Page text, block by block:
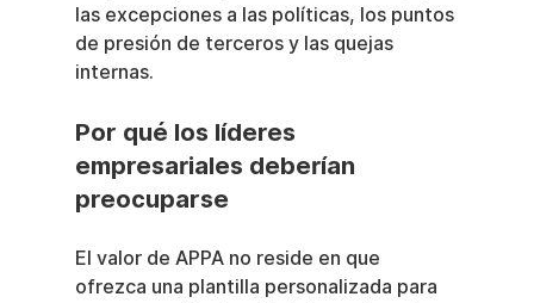
las excepciones a las políticas, los puntos
de presión de terceros y las quejas
internas.
Por qué los líderes
empresariales deberían
preocuparse
El valor de APPA no reside en que
ofrezca una plantilla personalizada para